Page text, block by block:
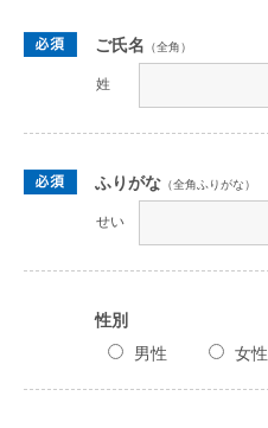
ご氏名 （全角）
姓
ふりがな （全角ふりがな）
せい
性別
男性
女性